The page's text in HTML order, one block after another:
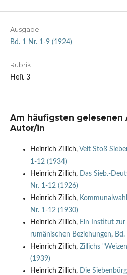
Ausgabe
Bd. 1 Nr. 1-9 (1924)
Rubrik
Heft 3
Am häufigsten gelesenen
Autor/in
Heinrich Zillich, Veit Stoß
1-12 (1934)
Heinrich Zillich,
Das Sieb.-
Nr. 1-12 (1926)
Heinrich Zillich,
Nr. 1-12 (1930)
Heinrich Zillich, Ein Institut
rumänischen Beziehungen,
Heinrich Zillich, Zillichs
(1939)
Heinrich Zillich,
Die